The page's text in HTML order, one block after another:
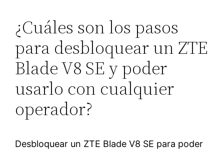
¿Cuáles son los pasos
para desbloquear un ZTE
Blade V8 SE y poder
usarlo con cualquier
operador?
Desbloquear un ZTE Blade V8 SE para poder